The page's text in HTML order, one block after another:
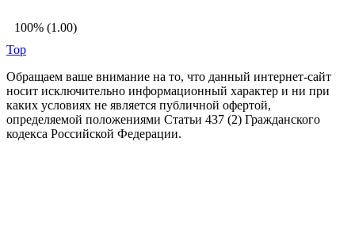
100% (1.00)
Top
Обращаем ваше внимание на то, что данный интернет-сайт
носит исключительно информационный характер и ни при
каких условиях не является публичной офертой,
определяемой положениями Статьи 437 (2) Гражданского
кодекса Российской Федерации.